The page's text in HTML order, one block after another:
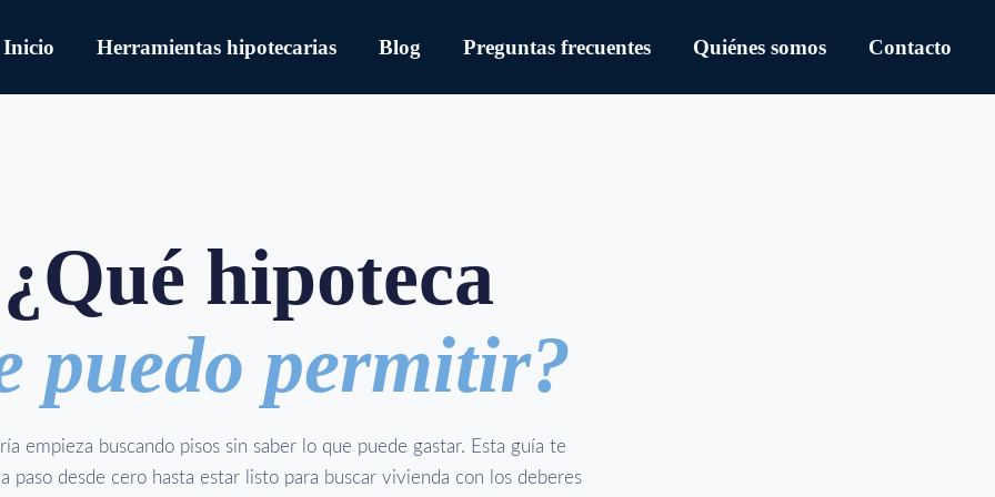
Inicio Herramientas hipotecarias Blog Preguntas frecuentes Quiénes somos Contacto
¿Qué hipoteca
puedo permitir?
empieza buscando pisos sin saber lo que puede gastar. Esta guía te
a paso desde cero hasta estar listo para buscar vivienda con los deberes